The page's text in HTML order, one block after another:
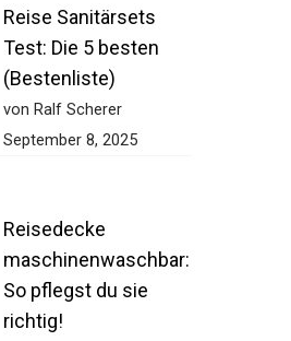
Reise Sanitärsets
Test: Die 5 besten
(Bestenliste)
von Ralf Scherer
September 8, 2025
Reisedecke
maschinenwaschbar:
So pflegst du sie
richtig!